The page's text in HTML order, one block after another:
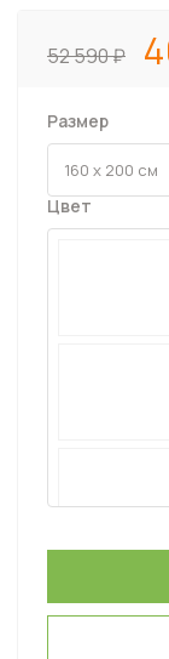
52 590
Размер
Цвет